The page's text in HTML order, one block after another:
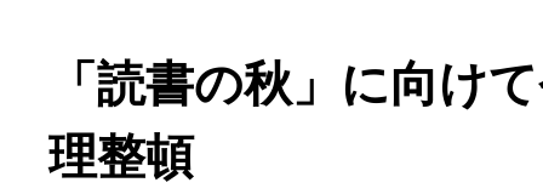
「読書の秋」に向け
理整頓